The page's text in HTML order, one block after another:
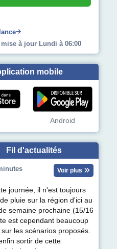
32.
à jour Lundi à 06:00
mobile
Android
Fil d'actualités
Voir plus
journée, il n'est toujours
pluie sur la région d'ici au
semaine prochaine (15/16
est cependant beaucoup
les scénarios proposés.
sortir de cette